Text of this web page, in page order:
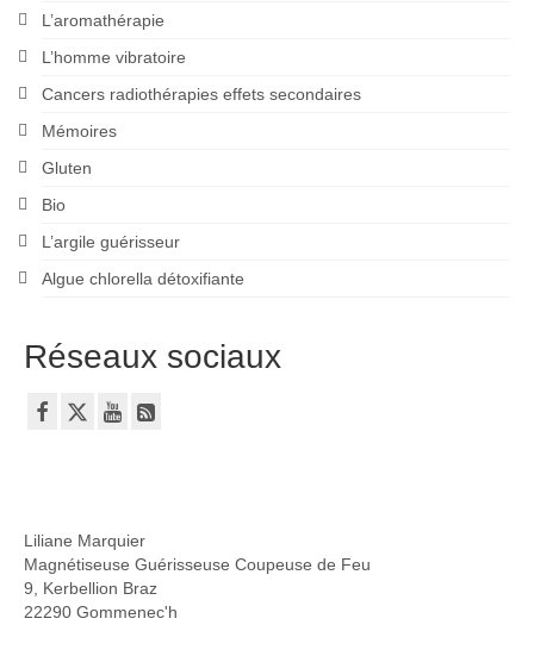
L’aromathérapie
L’homme vibratoire
Cancers radiothérapies effets secondaires
Mémoires
Gluten
Bio
L’argile guérisseur
Algue chlorella détoxifiante
Réseaux sociaux
Liliane Marquier
Magnétiseuse Guérisseuse Coupeuse de Feu
9, Kerbellion Braz
22290 Gommenec'h